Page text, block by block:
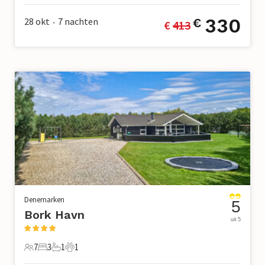
28 okt • 7 nachten € 413€ 330
Denemarken
Bork Havn
7 Gasten
7
3 Slaapkamers
3
1 Badkamer
1
1 Huisdier
1
5
uit 5